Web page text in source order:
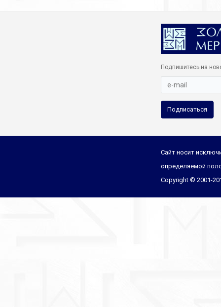
Подпишитесь на
Подписаться
Сайт носит
определяемой
Copyright © 2001-